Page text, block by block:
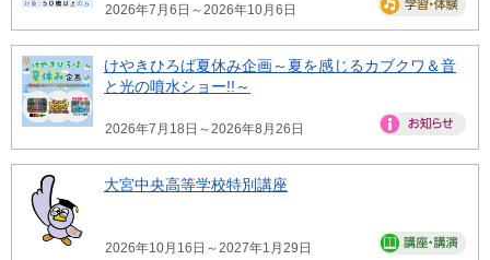
2026年7月6日～2026年10月6日
けやきひろば夏休み企画～夏を感じるカブクワ＆音
と光の噴水ショー!!～
2026年7月18日～2026年8月26日
大宮中央高等学校特別講座
2026年10月16日～2027年1月29日